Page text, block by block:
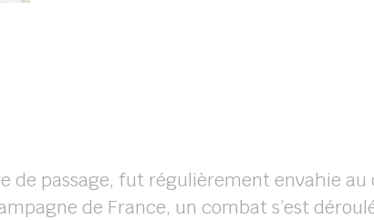
de passage, fut régulièrement envahie au
de France, un combat s’est